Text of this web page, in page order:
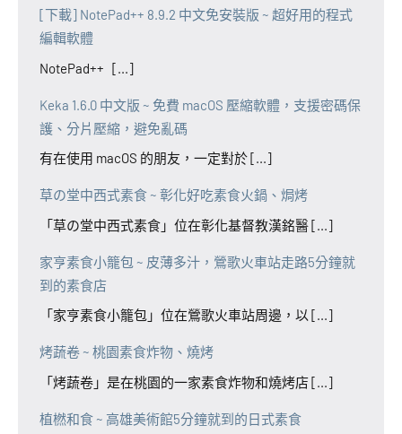
[下載] NotePad++ 8.9.2 中文免安裝版 ~ 超好用的程式
編輯軟體
NotePad++ [...]
Keka 1.6.0 中文版 ~ 免費 macOS 壓縮軟體，支援密碼保
護、分片壓縮，避免亂碼
有在使用 macOS 的朋友，一定對於 [...]
草の堂中西式素食 ~ 彰化好吃素食火鍋、焗烤
「草の堂中西式素食」位在彰化基督教漢銘醫 [...]
家亨素食小籠包 ~ 皮薄多汁，鶯歌火車站走路5分鐘就
到的素食店
「家亨素食小籠包」位在鶯歌火車站周邊，以 [...]
烤蔬卷 ~ 桃園素食炸物、燒烤
「烤蔬卷」是在桃園的一家素食炸物和燒烤店 [...]
植橪和食 ~ 高雄美術館5分鐘就到的日式素食